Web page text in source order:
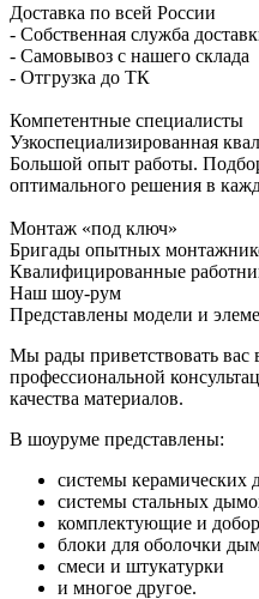
Доставка по всей России
- Собственная служба
- Самовывоз с нашего склада
- Отгрузка до ТК
Компетентные специалисты
Узкоспециализированная
Большой опыт работы.
оптимального решения в
Монтаж «под ключ»
Бригады опытных
Квалифицированные
Наш шоу-рум
Представлены модели и
Мы рады приветствовать
профессиональной
качества материалов.
В шоуруме представлены:
системы керамических
системы стальных
комплектующие и
блоки для оболочки
смеси и штукатурки
и многое другое.